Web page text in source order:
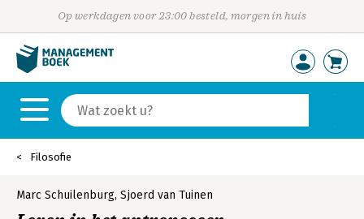
Op werkdagen voor 23:00 besteld, morgen in huis
Filosofie
Marc Schuilenburg, Sjoerd van Tuinen